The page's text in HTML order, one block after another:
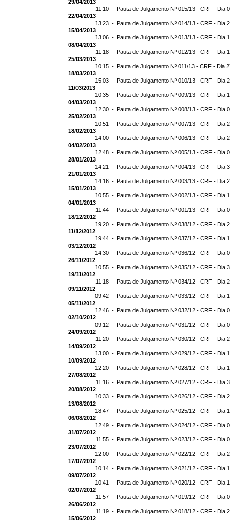
29/04/2013
11:10 - Pauta de Julgamento Nº 015/13 - CRF - Dia
22/04/2013
13:23 - Pauta de Julgamento Nº 014/13 - CRF - Dia
15/04/2013
13:06 - Pauta de Julgamento Nº 013/13 - CRF - Dia
08/04/2013
11:18 - Pauta de Julgamento Nº 012/13 - CRF - Dia
25/03/2013
10:15 - Pauta de Julgamento Nº 011/13 - CRF - Dia
18/03/2013
15:03 - Pauta de Julgamento Nº 010/13 - CRF - Dia
11/03/2013
10:35 - Pauta de Julgamento Nº 009/13 - CRF - Dia
04/03/2013
12:30 - Pauta de Julgamento Nº 008/13 - CRF - Dia
25/02/2013
10:51 - Pauta de Julgamento Nº 007/13 - CRF - Dia
18/02/2013
14:00 - Pauta de Julgamento Nº 006/13 - CRF - Dia
04/02/2013
12:48 - Pauta de Julgamento Nº 005/13 - CRF - Dia
28/01/2013
14:21 - Pauta de Julgamento Nº 004/13 - CRF - Dia
21/01/2013
14:16 - Pauta de Julgamento Nº 003/13 - CRF - Dia
15/01/2013
10:55 - Pauta de Julgamento Nº 002/13 - CRF - Dia
04/01/2013
11:44 - Pauta de Julgamento Nº 001/13 - CRF - Dia
18/12/2012
19:20 - Pauta de Julgamento Nº 038/12 - CRF - Dia
11/12/2012
19:44 - Pauta de Julgamento Nº 037/12 - CRF - Dia
03/12/2012
14:30 - Pauta de Julgamento Nº 036/12 - CRF - Dia
26/11/2012
10:55 - Pauta de Julgamento Nº 035/12 - CRF - Dia
19/11/2012
11:18 - Pauta de Julgamento Nº 034/12 - CRF - Dia
09/11/2012
09:42 - Pauta de Julgamento Nº 033/12 - CRF - Dia
05/11/2012
12:46 - Pauta de Julgamento Nº 032/12 - CRF - Dia
02/10/2012
09:12 - Pauta de Julgamento Nº 031/12 - CRF - Dia
24/09/2012
11:20 - Pauta de Julgamento Nº 030/12 - CRF - Dia
14/09/2012
13:00 - Pauta de Julgamento Nº 029/12 - CRF - Dia
10/09/2012
12:20 - Pauta de Julgamento Nº 028/12 - CRF - Dia
27/08/2012
11:16 - Pauta de Julgamento Nº 027/12 - CRF - Dia
20/08/2012
10:33 - Pauta de Julgamento Nº 026/12 - CRF - Dia
13/08/2012
18:47 - Pauta de Julgamento Nº 025/12 - CRF - Dia
06/08/2012
12:49 - Pauta de Julgamento Nº 024/12 - CRF - Dia
31/07/2012
11:55 - Pauta de Julgamento Nº 023/12 - CRF - Dia
23/07/2012
12:00 - Pauta de Julgamento Nº 022/12 - CRF - Dia
17/07/2012
10:14 - Pauta de Julgamento Nº 021/12 - CRF - Dia
09/07/2012
10:41 - Pauta de Julgamento Nº 020/12 - CRF - Dia
02/07/2012
11:57 - Pauta de Julgamento Nº 019/12 - CRF - Dia
26/06/2012
11:19 - Pauta de Julgamento Nº 018/12 - CRF - Dia
15/06/2012